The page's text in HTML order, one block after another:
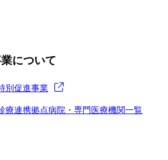
について
別促進事業
連携拠点病院・専門医療機関一覧